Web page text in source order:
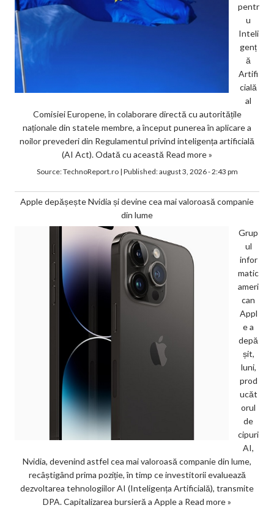
pentr
u
Inteli
genț
ă
Artifi
cială
al
Comisiei Europene, în colaborare directă cu autoritățile
naționale din statele membre, a început punerea în aplicare a
noilor prevederi din Regulamentul privind inteligența artificială
(AI Act). Odată cu această Read more »
Source:TechnoReport.ro| Published:august 3, 2026 - 2:43 pm
Apple depășește Nvidia și devine cea mai valoroasă companie
din lume
Grup
ul
infor
matic
ameri
can
Appl
e a
depă
șit,
luni,
prod
ucăt
orul
de
cipuri
AI,
Nvidia, devenind astfel cea mai valoroasă companie din lume,
recâștigând prima poziție, în timp ce investitorii evaluează
dezvoltarea tehnologiilor AI (Inteligența Artificială), transmite
DPA. Capitalizarea bursieră a Apple a Read more »